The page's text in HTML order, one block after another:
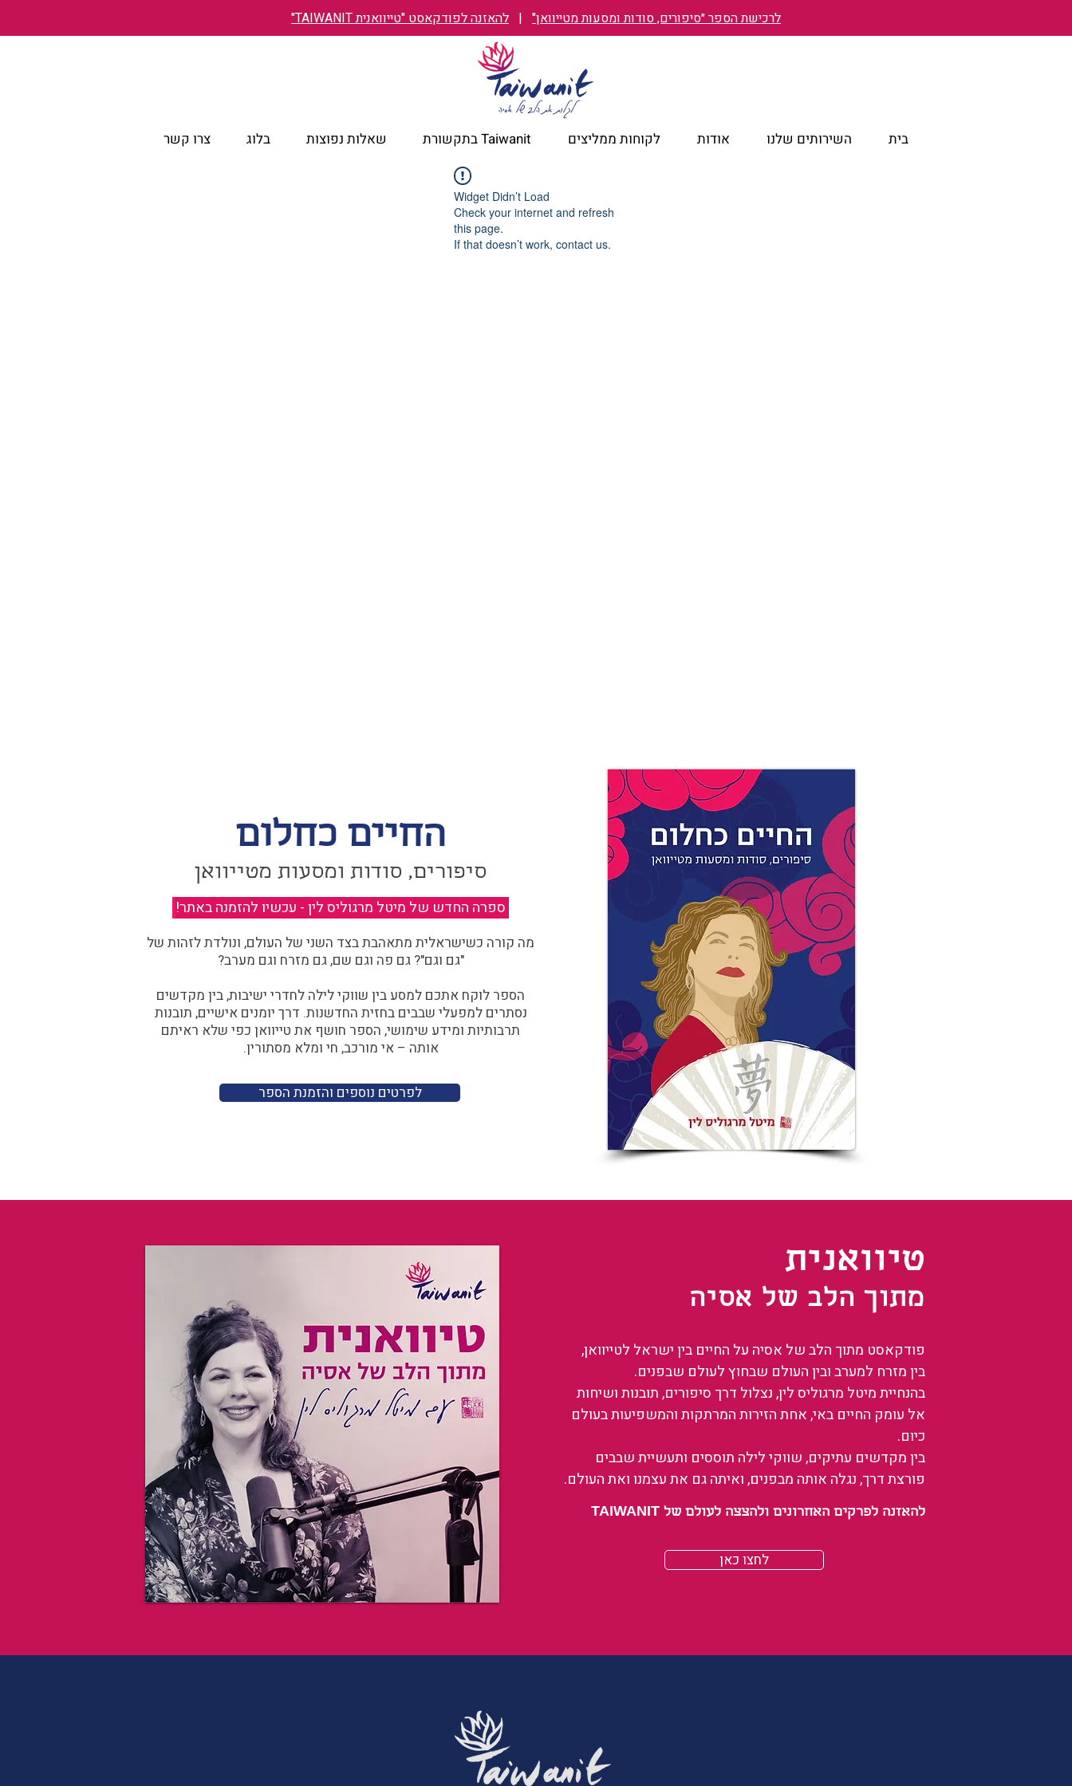
לרכישת הספר ״סיפורים, סודות ומסעות מטייוואן" | להאזנה לפודקאסט "טייוואנית TAIWANIT"
בית השירותים שלנו אודות לקוחות ממליצים Taiwanit בתקשורת שאלות נפוצות בלוג צרו קשר
Widget Didn’t Load
Check your internet and refresh
this page.
If that doesn’t work, contact us.
החיים כחלום
סיפורים, סודות ומסעות מטייוואן
ספרה החדש של מיטל מרגוליס לין - עכשיו להזמנה באתר!
מה קורה כשישראלית מתאהבת בצד השני של העולם, ונולדת לזהות של
"גם וגם"? גם פה וגם שם, גם מזרח וגם מערב?​​
הספר לוקח אתכם למסע בין שווקי לילה לחדרי ישיבות, בין מקדשים
נסתרים למפעלי שבבים בחזית החדשנות. דרך יומנים אישיים, תובנות
תרבותיות ומידע שימושי, הספר חושף את טייוואן כפי שלא ראיתם
אותה – אי מורכב, חי ומלא מסתורין.
לפרטים נוספים והזמנת הספר
טיוואנית
מתוך הלב של אסיה
פודקאסט מתוך הלב של אסיה על החיים בין ישראל לטייוואן,
בין מזרח למערב ובין העולם שבחוץ לעולם שבפנים.
בהנחיית מיטל מרגוליס לין, נצלול דרך סיפורים, תובנות ושיחות
אל עומק החיים באי, אחת הזירות המרתקות והמשפיעות בעולם
כיום.
בין מקדשים עתיקים, שווקי לילה תוססים ותעשיית שבבים
פורצת דרך, נגלה אותה מבפנים, ואיתה גם את עצמנו ואת העולם.
להאזנה לפרקים האחרונים ולהצצה לעולם של TAIWANIT
לחצו כאן